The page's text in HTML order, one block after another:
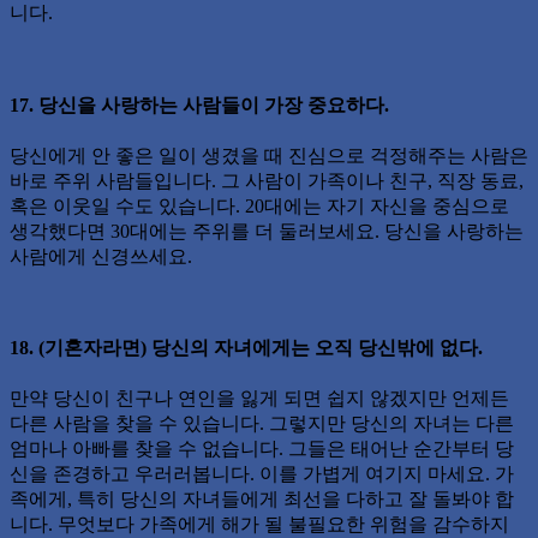
니다.
17. 당신을 사랑하는 사람들이 가장 중요하다.
당신에게 안 좋은 일이 생겼을 때 진심으로 걱정해주는 사람은
바로 주위 사람들입니다. 그 사람이 가족이나 친구, 직장 동료,
혹은 이웃일 수도 있습니다. 20대에는 자기 자신을 중심으로
생각했다면 30대에는 주위를 더 둘러보세요. 당신을 사랑하는
사람에게 신경쓰세요.
18. (기혼자라면) 당신의 자녀에게는 오직 당신밖에 없다.
만약 당신이 친구나 연인을 잃게 되면 쉽지 않겠지만 언제든
다른 사람을 찾을 수 있습니다. 그렇지만 당신의 자녀는 다른
엄마나 아빠를 찾을 수 없습니다. 그들은 태어난 순간부터 당
신을 존경하고 우러러봅니다. 이를 가볍게 여기지 마세요. 가
족에게, 특히 당신의 자녀들에게 최선을 다하고 잘 돌봐야 합
니다. 무엇보다 가족에게 해가 될 불필요한 위험을 감수하지